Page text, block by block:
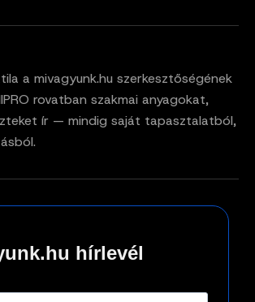
a mivagyunk.hu szerkesztőségének
rovatban szakmai anyagokat,
ír — mindig saját tapasztalatból,
hírlevél